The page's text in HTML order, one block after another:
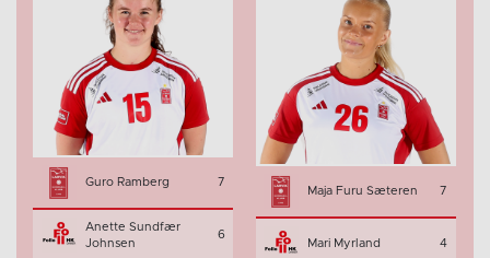
Guro Ramberg 7
Anette Sundfær
Johnsen
6
Maja Furu Sæteren 7
Mari Myrland 4